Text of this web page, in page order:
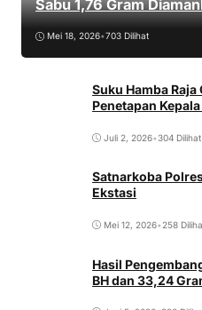
Sabu 1,76 Gram
Mei 18, 2026•703 Dilihat
Suku Hamba
Penetapan
Juli 2, 2026•304 Dilihat
Satnarkoba
Ekstasi
Mei 12, 2026• 258
Hasil
BH dan 33,24